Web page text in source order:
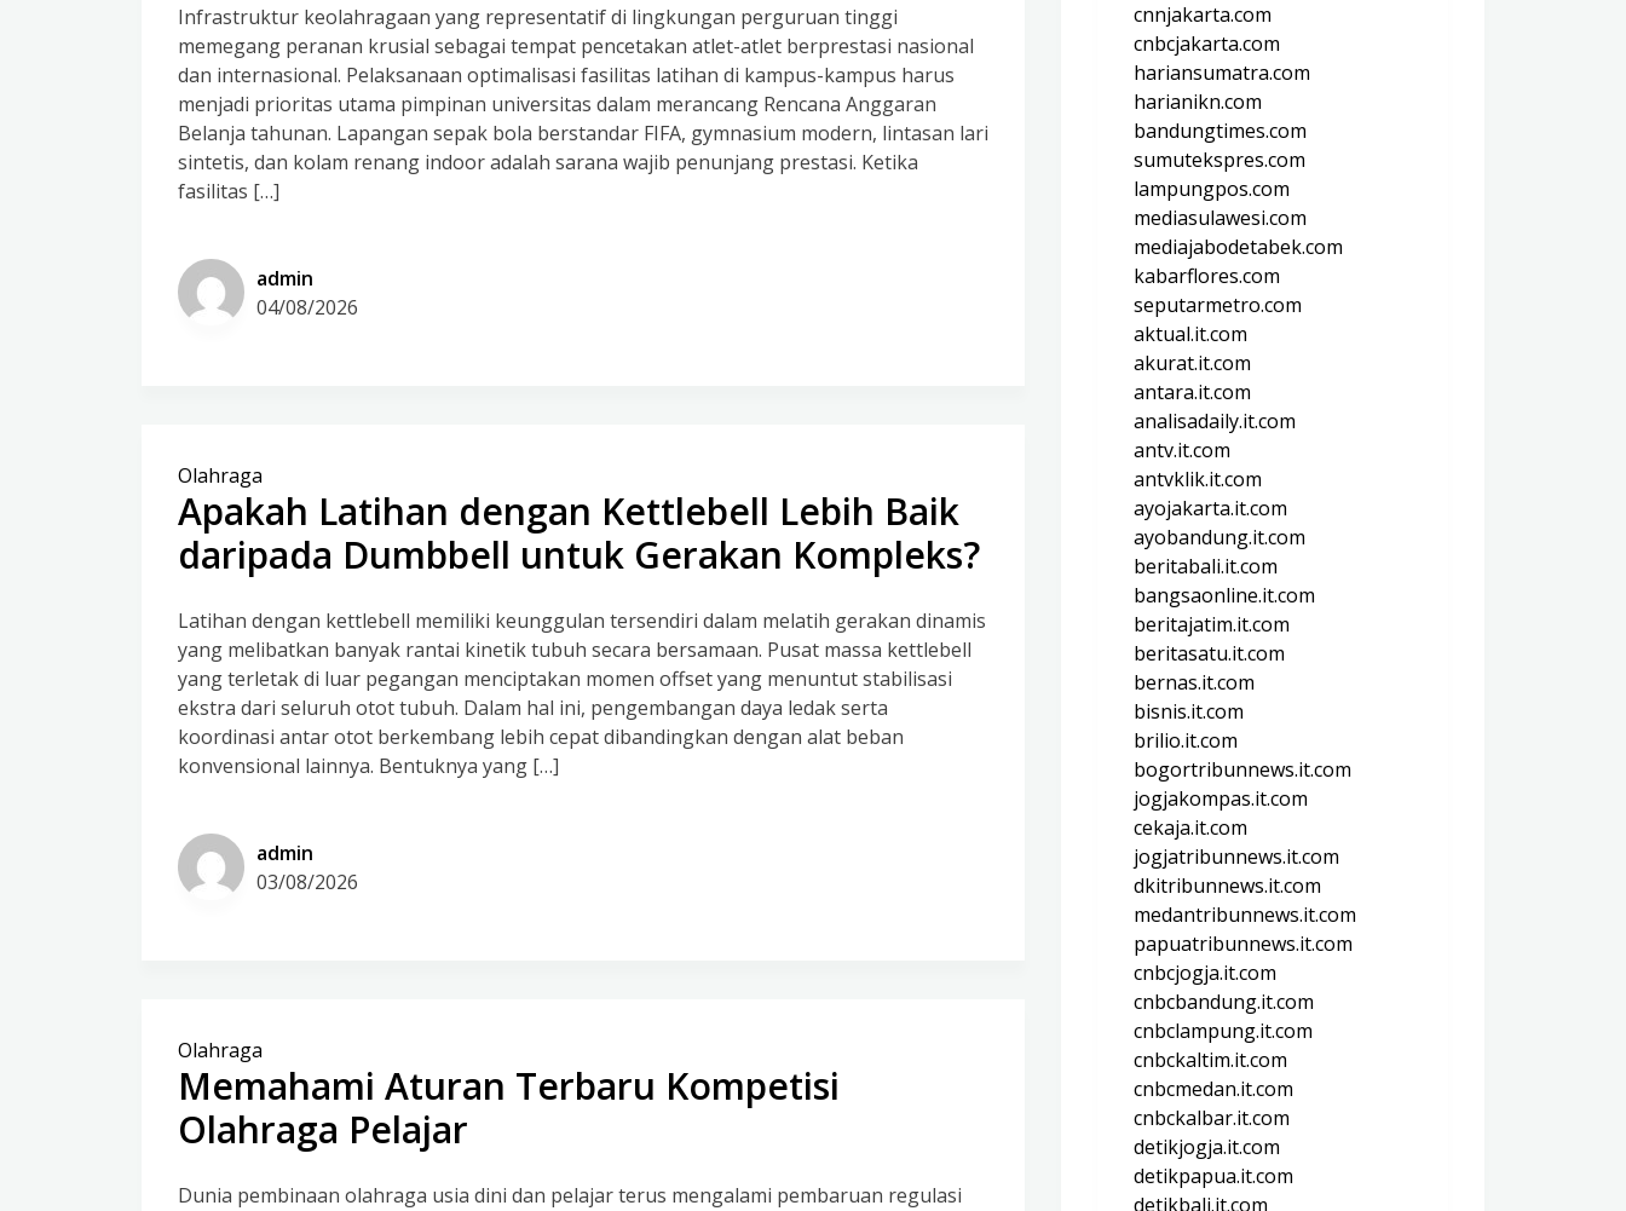
Infrastruktur keolahragaan yang representatif di lingkungan perguruan tinggi
memegang peranan krusial sebagai tempat pencetakan atlet-atlet berprestasi nasional
dan internasional. Pelaksanaan optimalisasi fasilitas latihan di kampus-kampus harus
menjadi prioritas utama pimpinan universitas dalam merancang Rencana Anggaran
Belanja tahunan. Lapangan sepak bola berstandar FIFA, gymnasium modern, lintasan lari
sintetis, dan kolam renang indoor adalah sarana wajib penunjang prestasi. Ketika
fasilitas […]
admin
04/08/2026
Olahraga
Apakah Latihan dengan Kettlebell Lebih Baik
daripada Dumbbell untuk Gerakan Kompleks?
Latihan dengan kettlebell memiliki keunggulan tersendiri dalam melatih gerakan dinamis
yang melibatkan banyak rantai kinetik tubuh secara bersamaan. Pusat massa kettlebell
yang terletak di luar pegangan menciptakan momen offset yang menuntut stabilisasi
ekstra dari seluruh otot tubuh. Dalam hal ini, pengembangan daya ledak serta
koordinasi antar otot berkembang lebih cepat dibandingkan dengan alat beban
konvensional lainnya. Bentuknya yang […]
admin
03/08/2026
Olahraga
Memahami Aturan Terbaru Kompetisi
Olahraga Pelajar
Dunia pembinaan olahraga usia dini dan pelajar terus mengalami pembaruan regulasi
cnnjakarta.com
cnbcjakarta.com
hariansumatra.com
harianikn.com
bandungtimes.com
sumutekspres.com
lampungpos.com
mediasulawesi.com
mediajabodetabek.com
kabarflores.com
seputarmetro.com
aktual.it.com
akurat.it.com
antara.it.com
analisadaily.it.com
antv.it.com
antvklik.it.com
ayojakarta.it.com
ayobandung.it.com
beritabali.it.com
bangsaonline.it.com
beritajatim.it.com
beritasatu.it.com
bernas.it.com
bisnis.it.com
brilio.it.com
bogortribunnews.it.com
jogjakompas.it.com
cekaja.it.com
jogjatribunnews.it.com
dkitribunnews.it.com
medantribunnews.it.com
papuatribunnews.it.com
cnbcjogja.it.com
cnbcbandung.it.com
cnbclampung.it.com
cnbckaltim.it.com
cnbcmedan.it.com
cnbckalbar.it.com
detikjogja.it.com
detikpapua.it.com
detikbali.it.com